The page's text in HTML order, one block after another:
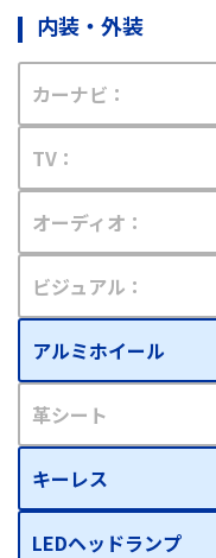
内装・外装
カーナビ：
TV：
オーディオ：
ビジュアル：
アルミホイール
革シート
キーレス
LEDヘッドランプ